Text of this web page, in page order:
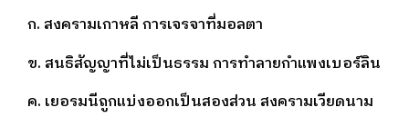
ก. สงครามเกาหลี การเจรจาที่มอลตา
ข. สนธิสัญญาที่ไม่เป็นธรรม การทำลายกำแพงเบอร์ลิน
ค. เยอรมนีถูกแบ่งออกเป็นสองส่วน สงครามเวียดนาม